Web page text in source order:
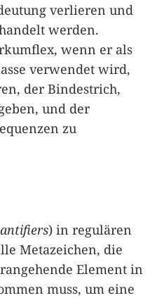
verlieren und
werden.
wenn er als
verwendet wird,
der Bindestrich,
und der
zu
) in regulären
Metazeichen, die
Element in
muss, um eine